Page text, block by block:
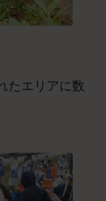
たエリアに数